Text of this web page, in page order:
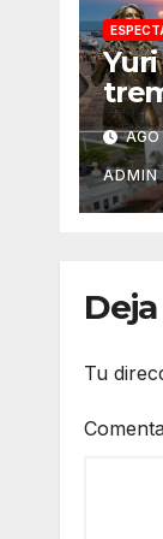
su
ADMIN
Tu